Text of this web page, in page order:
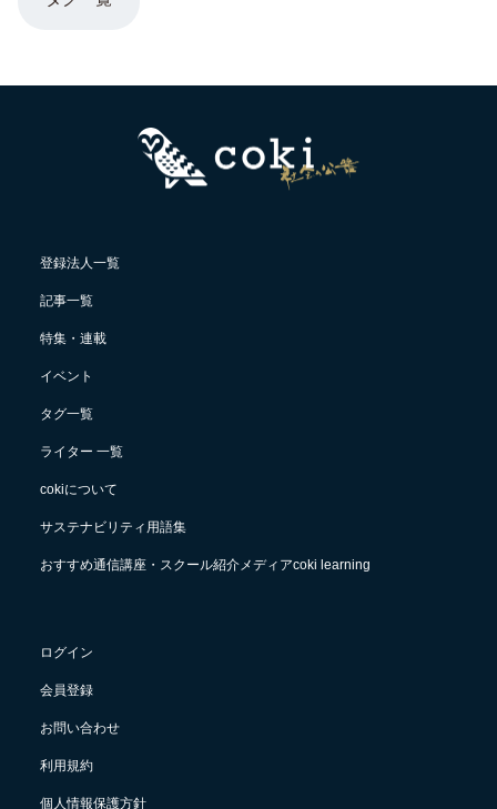
登録法人一覧
記事一覧
特集・連載
イベント
タグ一覧
ライター 一覧
cokiについて
サステナビリティ用語集
おすすめ通信講座・スクール紹介メディアcoki learning
ログイン
会員登録
お問い合わせ
利用規約
個人情報保護方針